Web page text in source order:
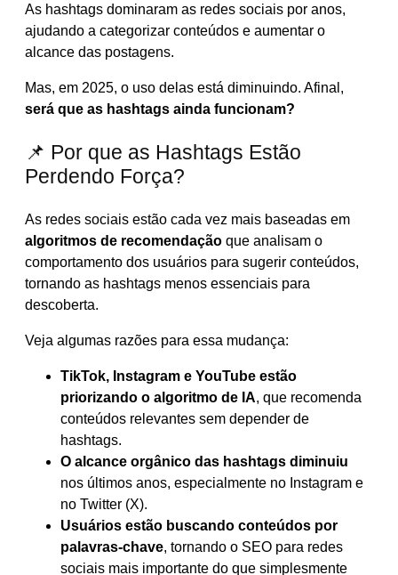
As hashtags dominaram as redes sociais por anos,
ajudando a categorizar conteúdos e aumentar o
alcance das postagens.
Mas, em 2025, o uso delas está diminuindo. Afinal,
será que as hashtags ainda funcionam?
📌 Por que as Hashtags Estão
Perdendo Força?
As redes sociais estão cada vez mais baseadas em
algoritmos de recomendação que analisam o
comportamento dos usuários para sugerir conteúdos,
tornando as hashtags menos essenciais para
descoberta.
Veja algumas razões para essa mudança:
TikTok, Instagram e YouTube estão
priorizando o algoritmo de IA, que recomenda
conteúdos relevantes sem depender de
hashtags.
O alcance orgânico das hashtags diminuiu
nos últimos anos, especialmente no Instagram e
no Twitter (X).
Usuários estão buscando conteúdos por
palavras-chave, tornando o SEO para redes
sociais mais importante do que simplesmente